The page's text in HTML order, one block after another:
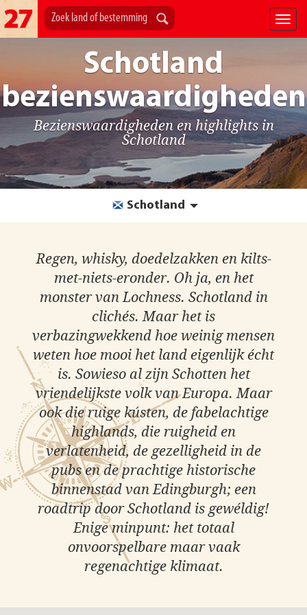
Schotland
bezienswaardigheden
Bezienswaardigheden en highlights in
Schotland
Schotland
Regen, whisky, doedelzakken en kilts-
met-niets-eronder. Oh ja, en het
monster van Lochness. Schotland in
clichés. Maar het is
verbazingwekkend hoe weinig mensen
weten hoe mooi het land eigenlijk écht
is. Sowieso al zijn Schotten het
vriendelijkste volk van Europa. Maar
ook die ruige kústen, de fabelachtige
highlands, die ruigheid en
verlatenheid, de gezelligheid in de
pubs en de prachtige historische
binnenstad van Edingburgh; een
roadtrip door Schotland is gewéldig!
Enige minpunt: het totaal
onvoorspelbare maar vaak
regenachtige klimaat.